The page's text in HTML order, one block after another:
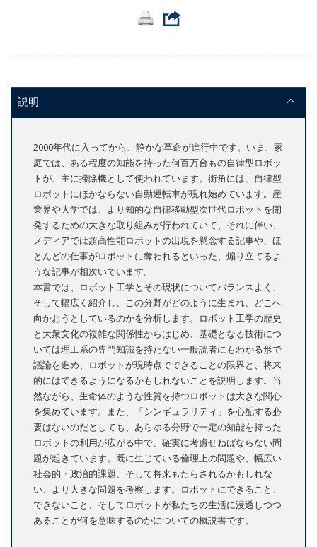
説明
2000年代に入ってから、静かな革命が進行中です。いま、家
庭では、ある程度の知能を持った何百万台もの自律型ロボッ
トが、主に掃除機として使われています。街角には、自律型
ロボットにほかならない自動運転車が現れ始めています。産
業界や大学では、より知的な自律移動型次世代ロボットを開
発するための大きな取り組みが行われていて、それに伴い、
メディアでは超高性能ロボットの出現を懸念する記事や、ほ
とんどの仕事がロボットに奪われるといった、煽り立てるよ
うな記事が相次いでいます。
本書では、ロボット工学とその現状についてバランスよく、
そして幅広く紹介し、この分野がどのように生まれ、どこへ
向かおうとしているのかを分析します。ロボット工学の歴史
と大衆文化の複雑な関係性からはじめ、基礎となる技術につ
いては理工系の専門知識を持たない一般読者にもわかる形で
議論を進め、ロボットが現時点でできることの限界と、将来
的にはできるようになるかもしれないことを説明します。当
然ながら、生命体のような性質を持つロボットは大きな関心
を集めています。また、「シンギュラリティ」を心配する必
要はないのだとしても、あらゆる分野で一定の知能を持った
ロボットの利用が広がる中で、確実に考慮せねばならない問
題が起きています。既に生じている倫理上の問題や、幅広い
社会的・政治的課題、そして将来もたらされるかもしれな
い、より大きな問題を考察します。ロボットにできること、
できないこと、そしてロボットが私たちの生活に浸透しつつ
あることが何を意味するのかについての概説書です。